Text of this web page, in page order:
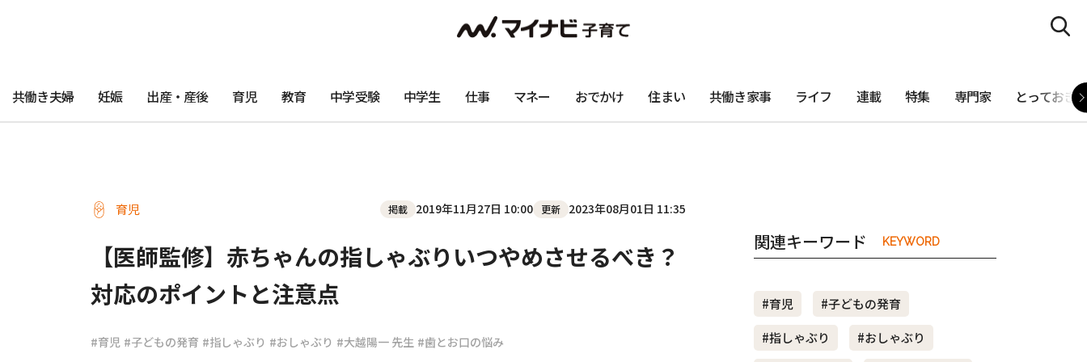
共働き夫婦 妊娠 出産・産後 育児 教育 中学受験 中学生 仕事 マネー おでかけ 住まい 共働き家事 ライフ 連載 特集 専門家 とっておき
育児 掲載 2019年11月27日 10:00 更新 2023年08月01日 11:35
【医師監修】赤ちゃんの指しゃぶりいつやめさせるべき？
対応のポイントと注意点
#育児 #子どもの発育 #指しゃぶり #おしゃぶり #大越陽一 先生 #歯とお口の悩み
関連キーワード KEYWORD
#育児
#子どもの発育
#指しゃぶり
#おしゃぶり